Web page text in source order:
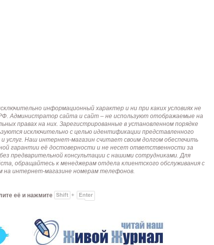
информационный характер и ни при каких условиях не
Администратор сайта и сайт – не используют отображаемые на
правах на них. Зарегистрированные в установленном порядке
исключительно с целью идентификации представленного
услуг. Наш интернет-магазин считает своим долгом обеспечить
гарантии её достоверности и не несет ответственности за
предварительной консультации с нашими сотрудниками. Для
обращайтесь к менеджерам отдела клиентского обслуживания с
на интернет-магазине номерам телефонов.
её и нажмите